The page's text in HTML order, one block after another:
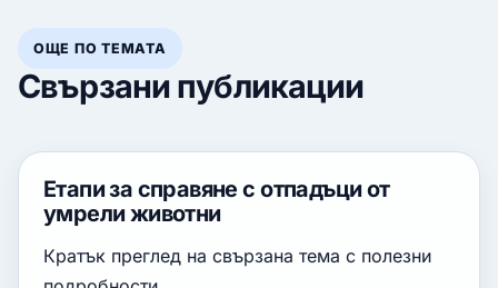
ОЩЕ ПО ТЕМАТА
Свързани публикации
Етапи за справяне с отпадъци от
умрели животни
Кратък преглед на свързана тема с полезни